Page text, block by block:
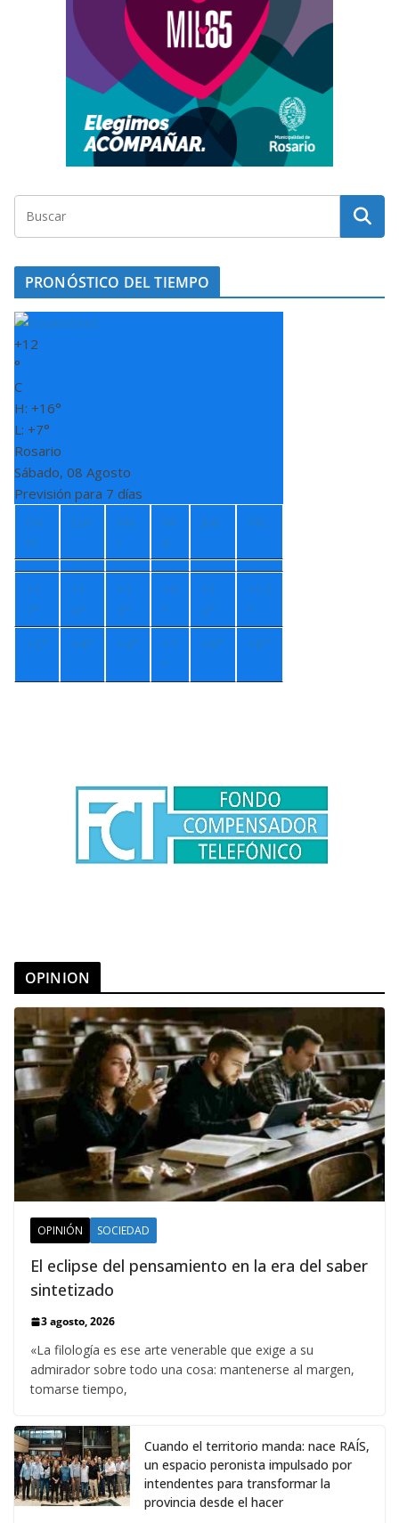
PRONÓSTICO DEL TIEMPO
+12
°
C
H: +16°
L: +7°
Rosario
Sábado, 08 Agosto
Previsión para 7 días
Do
m
Lun
Ma
r
Mi
é
Jue Vie
+1
7°
+1
4°
+1
3°
+9
°
+1
2°
+12
°
+5° +4° +4° +7
°
+8° +8°
OPINION
OPINIÓN SOCIEDAD
El eclipse del pensamiento en la era del saber
sintetizado
3 agosto, 2026
«La filología es ese arte venerable que exige a su
admirador sobre todo una cosa: mantenerse al margen,
tomarse tiempo,
Cuando el territorio manda: nace RAÍS,
un espacio peronista impulsado por
intendentes para transformar la
provincia desde el hacer